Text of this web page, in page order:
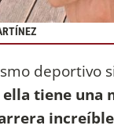
deportivo
ella tiene una